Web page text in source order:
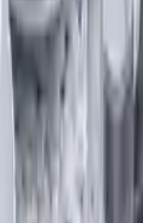
olduğunu
olmalarını önerir.
şıklığı ve
satın almadan
sorunları